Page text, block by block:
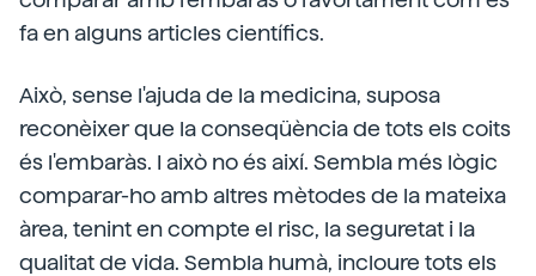
fa en alguns articles científics.
Això, sense l'ajuda de la medicina, suposa
reconèixer que la conseqüència de tots els coits
és l'embaràs. I això no és així. Sembla més lògic
comparar-ho amb altres mètodes de la mateixa
àrea, tenint en compte el risc, la seguretat i la
qualitat de vida. Sembla humà, incloure tots els